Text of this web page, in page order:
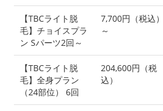
【TBCライト脱
毛】チョイスプラ
ン Sパーツ2回～
7,700円（税込）
～
【TBCライト脱
毛】全身プラン
（24部位） 6回
204,600円（税
込）